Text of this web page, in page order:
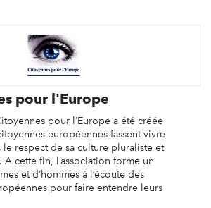
pour l'Europe
pour l’Europe a été créée
européennes fassent vivre
le respect de sa culture pluraliste et
cette fin, l’association forme un
et d’hommes à l’écoute des
pour faire entendre leurs